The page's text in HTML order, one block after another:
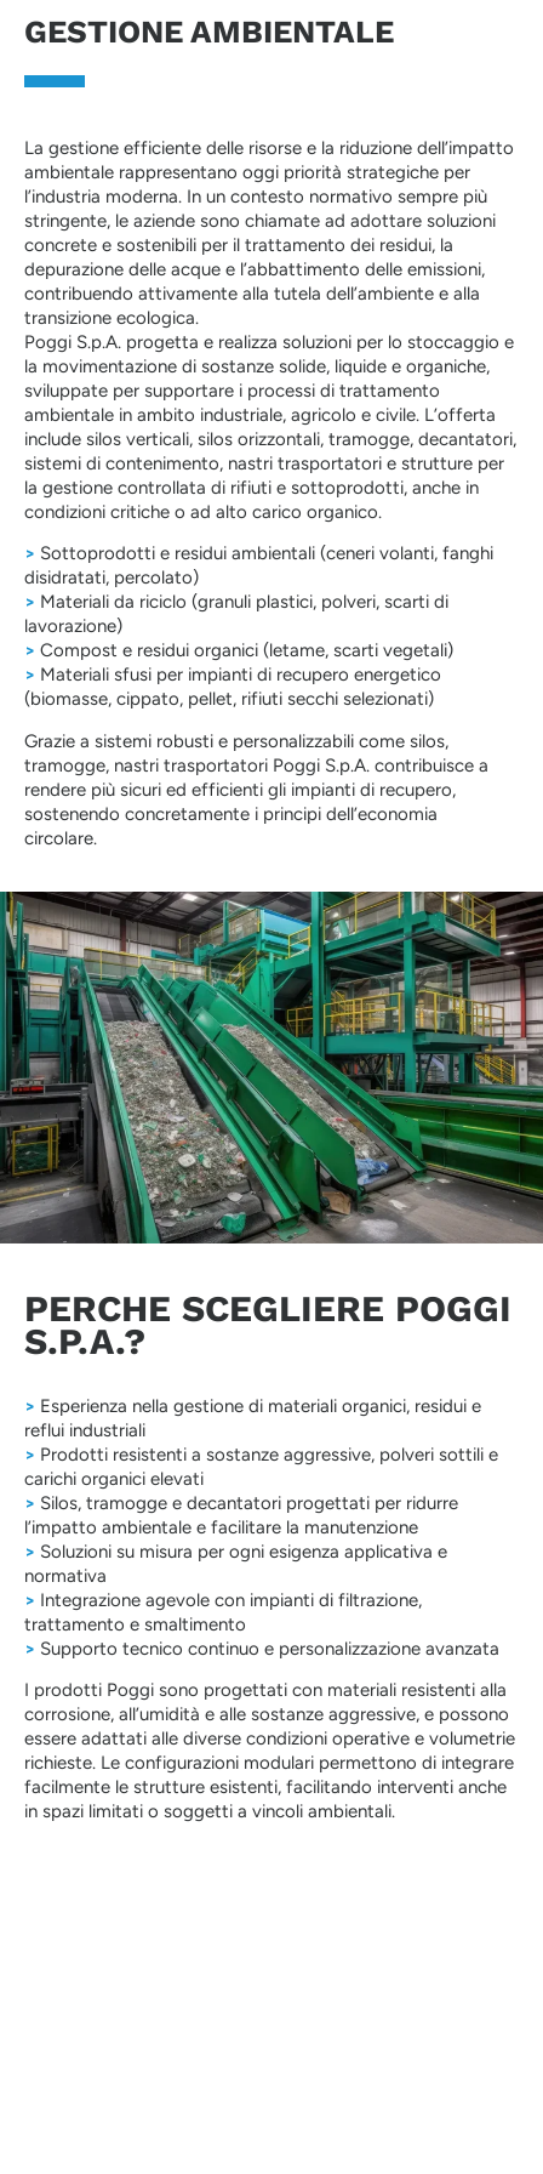
GESTIONE AMBIENTALE
La gestione efficiente delle risorse e la riduzione dell’impatto
ambientale rappresentano oggi priorità strategiche per
l’industria moderna. In un contesto normativo sempre più
stringente, le aziende sono chiamate ad adottare soluzioni
concrete e sostenibili per il trattamento dei residui, la
depurazione delle acque e l’abbattimento delle emissioni,
contribuendo attivamente alla tutela dell’ambiente e alla
transizione ecologica.
Poggi S.p.A. progetta e realizza soluzioni per lo stoccaggio e
la movimentazione di sostanze solide, liquide e organiche,
sviluppate per supportare i processi di trattamento
ambientale in ambito industriale, agricolo e civile. L’offerta
include silos verticali, silos orizzontali, tramogge, decantatori,
sistemi di contenimento, nastri trasportatori e strutture per
la gestione controllata di rifiuti e sottoprodotti, anche in
condizioni critiche o ad alto carico organico.
> Sottoprodotti e residui ambientali (ceneri volanti, fanghi
disidratati, percolato)
> Materiali da riciclo (granuli plastici, polveri, scarti di
lavorazione)
> Compost e residui organici (letame, scarti vegetali)
> Materiali sfusi per impianti di recupero energetico
(biomasse, cippato, pellet, rifiuti secchi selezionati)
Grazie a sistemi robusti e personalizzabili come silos,
tramogge, nastri trasportatori Poggi S.p.A. contribuisce a
rendere più sicuri ed efficienti gli impianti di recupero,
sostenendo concretamente i principi dell’economia
circolare.
PERCHE SCEGLIERE POGGI
S.P.A.?
> Esperienza nella gestione di materiali organici, residui e
reflui industriali
> Prodotti resistenti a sostanze aggressive, polveri sottili e
carichi organici elevati
> Silos, tramogge e decantatori progettati per ridurre
l’impatto ambientale e facilitare la manutenzione
> Soluzioni su misura per ogni esigenza applicativa e
normativa
> Integrazione agevole con impianti di filtrazione,
trattamento e smaltimento
> Supporto tecnico continuo e personalizzazione avanzata
I prodotti Poggi sono progettati con materiali resistenti alla
corrosione, all’umidità e alle sostanze aggressive, e possono
essere adattati alle diverse condizioni operative e volumetrie
richieste. Le configurazioni modulari permettono di integrare
facilmente le strutture esistenti, facilitando interventi anche
in spazi limitati o soggetti a vincoli ambientali.